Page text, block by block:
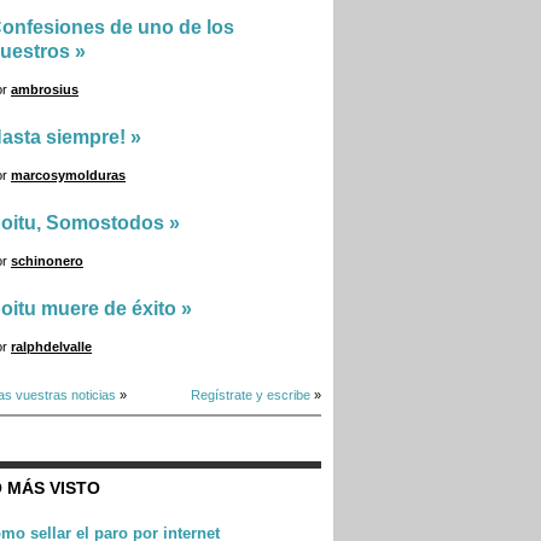
de uno de los
»
ambrosius
siempre! »
marcosymolduras
Somostodos »
schinonero
muere de éxito »
ralphdelvalle
vuestras noticias » Regístrate y escribe »
MÁS VISTO
sellar el paro por internet